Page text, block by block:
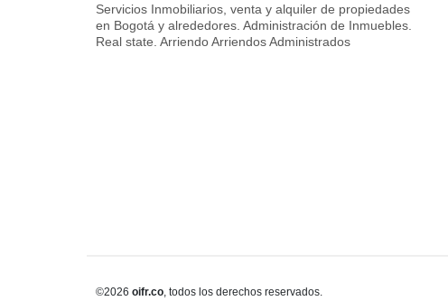
Servicios Inmobiliarios, venta y alquiler de propiedades
en Bogotá y alrededores. Administración de Inmuebles.
Real state. Arriendo Arriendos Administrados
©2026 oifr.co, todos los derechos reservados.